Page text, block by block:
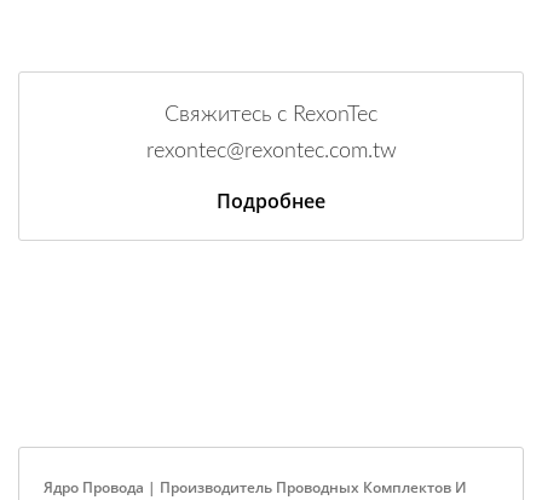
Свяжитесь с RexonTec
rexontec@rexontec.com.tw
Подробнее
Ядро Провода | Производитель Проводных Комплектов И